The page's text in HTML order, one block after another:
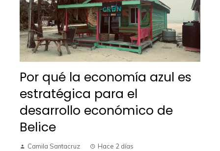
Por qué la economía azul es
estratégica para el
desarrollo económico de
Belice
Camila Santacruz Hace 2 días